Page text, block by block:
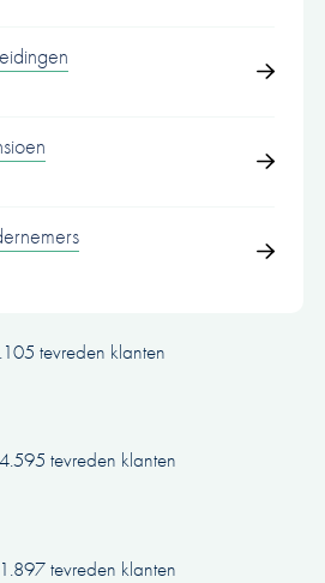
tevreden klanten
tevreden klanten
tevreden klanten